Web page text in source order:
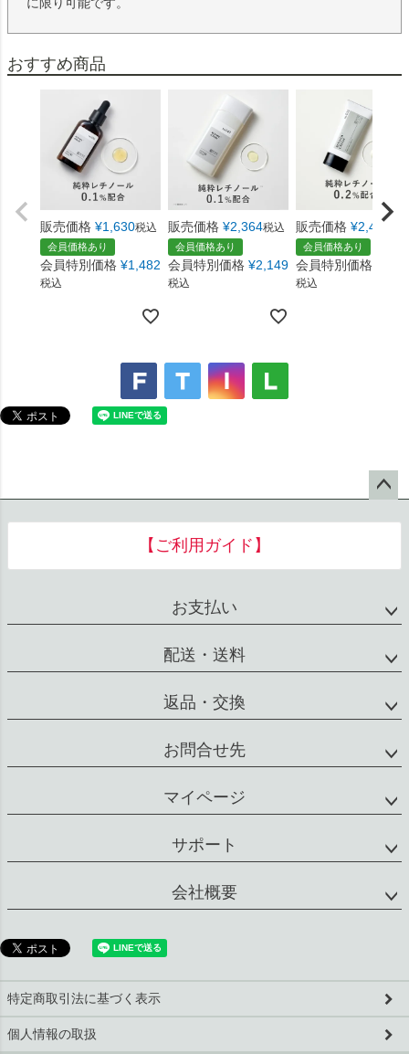
おすすめ商品
販売価格 1,630
会員価格あり
会員特別価格 ¥1,482
税込
販売価格 ¥ 2,364
会員価格あり
会員特別価格 ¥2,149
税込
販売価格 ¥
会員価格あり
会員特別価格
税込
ジト
お支払い
配送・送料
返品・交換
お問合せ先
マイページ
サポート
会社概要
特定商取引法に基づく表示